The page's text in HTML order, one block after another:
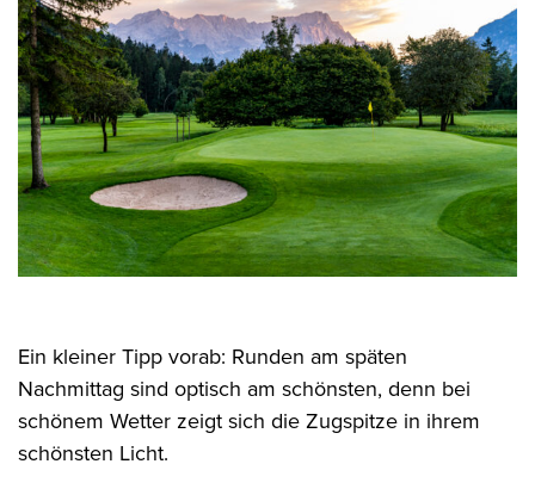
Ein kleiner Tipp vorab: Runden am späten
Nachmittag sind optisch am schönsten, denn bei
schönem Wetter zeigt sich die Zugspitze in ihrem
schönsten Licht.